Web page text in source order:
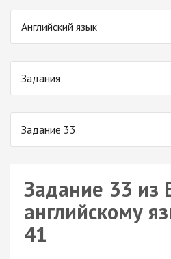
Английский язык
Задания
Задание 33
Задание 33 из
английскому
41